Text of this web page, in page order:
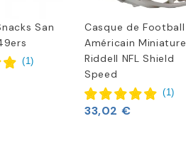
San
(1)
Casque de Football
Américain Miniature
Riddell NFL Shield
Speed
(1)
33,02 €